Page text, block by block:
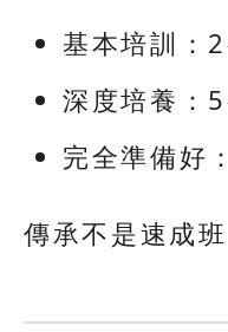
基本培訓：
深度培養：
完全準備好
傳承不是速成